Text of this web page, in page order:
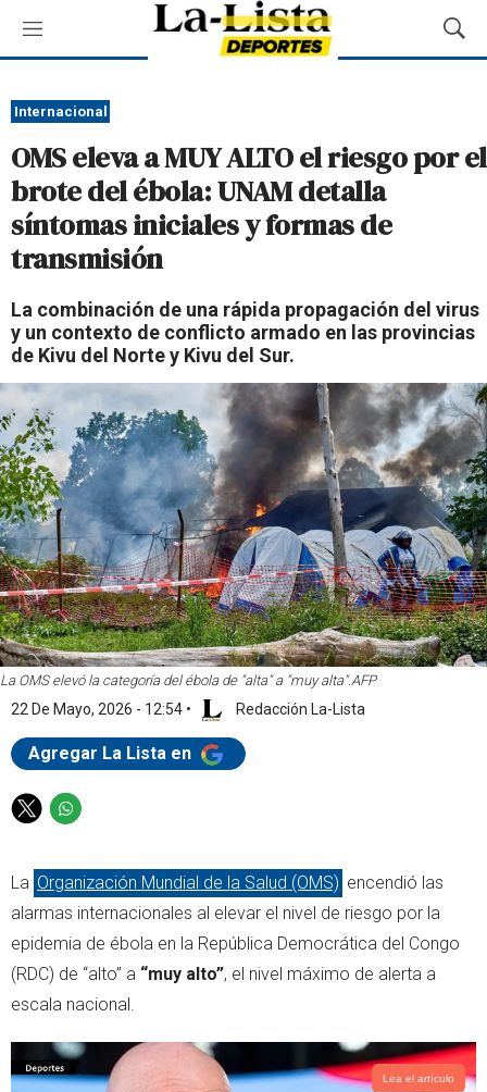
M
e
ú
M
o
a
r
e
d
Internacional
OMS eleva a MUY ALTO el riesgo por el
brote del ébola: UNAM detalla
síntomas iniciales y formas de
transmisión
La combinación de una rápida propagación del virus
y un contexto de conflicto armado en las provincias
de Kivu del Norte y Kivu del Sur.
La OMS elevó la categoría del ébola de "alta" a "muy alta".AFP
22 De Mayo, 2026 - 12:54 • Redacción La-Lista
Agregar La Lista en
T
t
t
e
r
W
a
t
s
a
p
p
La Organización Mundial de la Salud (OMS) encendió las
alarmas internacionales al elevar el nivel de riesgo por la
epidemia de ébola en la República Democrática del Congo
(RDC) de “alto” a “muy alto”, el nivel máximo de alerta a
escala nacional.
Lea el artículo